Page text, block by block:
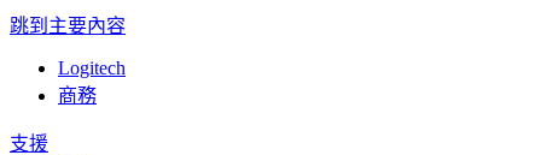
跳到主要內容
Logitech
商務
支援